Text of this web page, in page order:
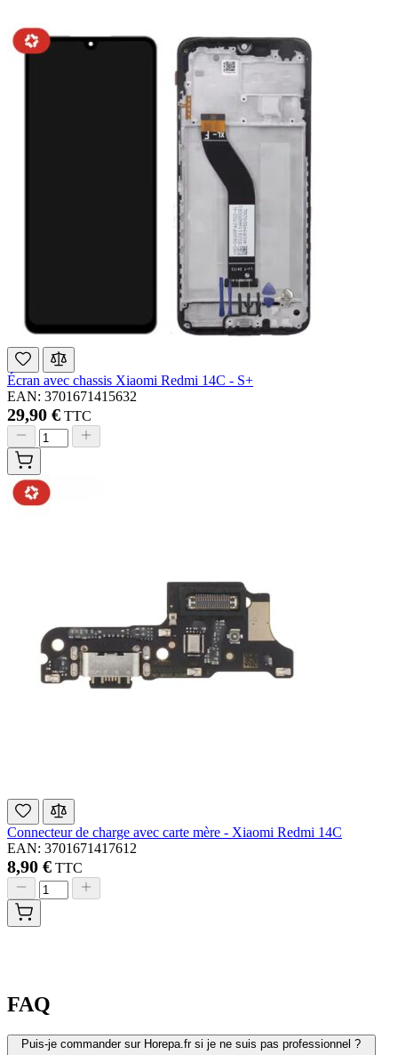
Écran avec chassis Xiaomi Redmi 14C - S+
EAN: 3701671415632
29,90 € TTC
Connecteur de charge avec carte mère - Xiaomi Redmi 14C
EAN: 3701671417612
8,90 € TTC
FAQ
Puis-je commander sur Horepa.fr si je ne suis pas professionnel ?